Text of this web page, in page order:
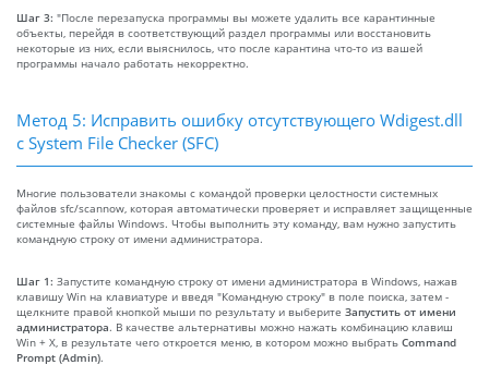
Шаг 3: "После перезапуска программы вы можете удалить все карантинные
объекты, перейдя в соответствующий раздел программы или восстановить
некоторые из них, если выяснилось, что после карантина что-то из вашей
программы начало работать некорректно.
Метод 5: Исправить ошибку отсутствующего Wdigest.dll
с System File Checker (SFC)
Многие пользователи знакомы с командой проверки целостности системных
файлов sfc/scannow, которая автоматически проверяет и исправляет защищенные
системные файлы Windows. Чтобы выполнить эту команду, вам нужно запустить
командную строку от имени администратора.
Шаг 1: Запустите командную строку от имени администратора в Windows, нажав
клавишу Win на клавиатуре и введя "Командную строку" в поле поиска, затем -
щелкните правой кнопкой мыши по результату и выберите Запустить от имени
администратора. В качестве альтернативы можно нажать комбинацию клавиш
Win + X, в результате чего откроется меню, в котором можно выбрать Command
Prompt (Admin).